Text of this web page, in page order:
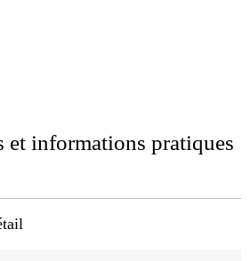
et informations pratiques